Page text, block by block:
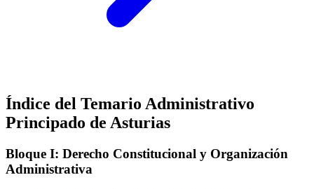
Índice del Temario Administrativo
Principado de Asturias
Bloque I: Derecho Constitucional y Organización
Administrativa